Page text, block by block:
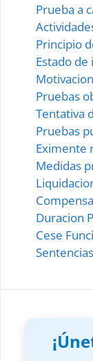
Prueba a
Principio
Estado
Pruebas
Tentativa
Pruebas
Eximente
Medidas
Duracion
Cese